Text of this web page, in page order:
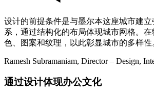
设计的前提条件是与墨尔本这座城市建
系，通过结构化的布局体现城市网格。
色、图案和纹理，以此彰显城市的多样性
Ramesh Subramaniam, Director – Design,
通过设计体现办公文化